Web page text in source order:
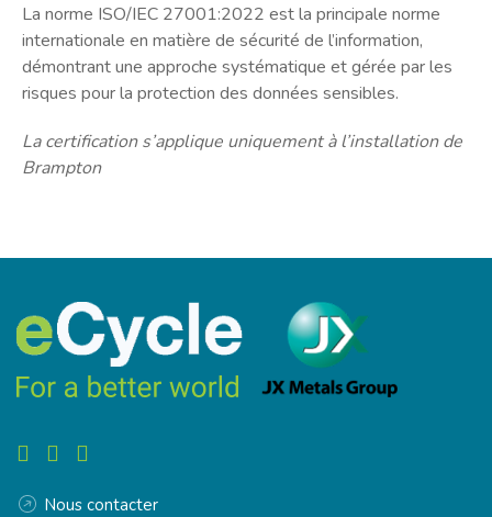
La norme ISO/IEC 27001:2022 est la principale norme
internationale en matière de sécurité de l’information,
démontrant une approche systématique et gérée par les
risques pour la protection des données sensibles.
La certification s’applique uniquement à l’installation de
Brampton
Nous contacter